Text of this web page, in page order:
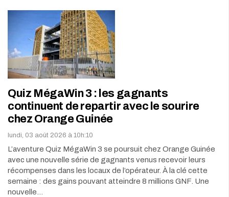
Quiz MégaWin 3 : les gagnants
continuent de repartir avec le sourire
chez Orange Guinée
lundi, 03 août 2026 à 10h:10
L’aventure Quiz MégaWin 3 se poursuit chez Orange Guinée
avec une nouvelle série de gagnants venus recevoir leurs
récompenses dans les locaux de l’opérateur. À la clé cette
semaine : des gains pouvant atteindre 8 millions GNF. Une
nouvelle…